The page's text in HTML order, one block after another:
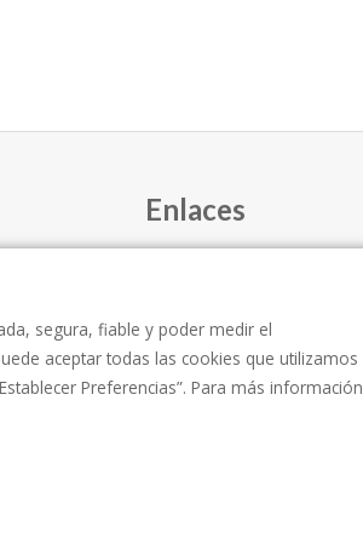
Enlaces
EQUIPO
CHARLAS
CONTACTO
segura, fiable y poder medir el
aceptar todas las cookies que utilizamos
Preferencias”. Para más información